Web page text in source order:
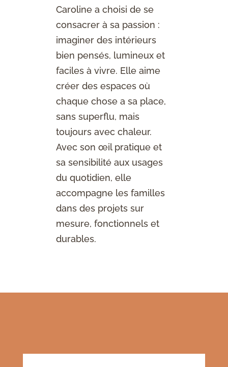
Caroline a choisi de se
consacrer à sa passion :
imaginer des intérieurs
bien pensés, lumineux et
faciles à vivre. Elle aime
créer des espaces où
chaque chose a sa place,
sans superflu, mais
toujours avec chaleur.
Avec son œil pratique et
sa sensibilité aux usages
du quotidien, elle
accompagne les familles
dans des projets sur
mesure, fonctionnels et
durables.